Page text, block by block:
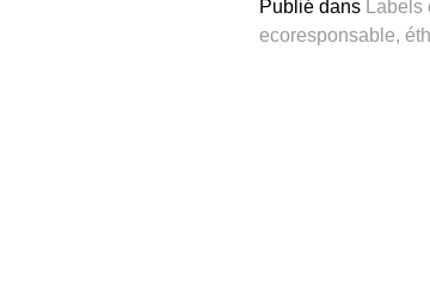
Publié dans
ecoresponsable,